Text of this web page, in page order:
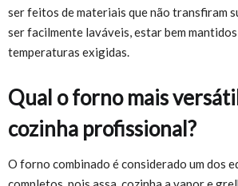
ser feitos de materiais que não transfiram
ser facilmente laváveis, estar bem
temperaturas exigidas.
Qual o forno mais
cozinha profissional?
O forno combinado é considerado um dos